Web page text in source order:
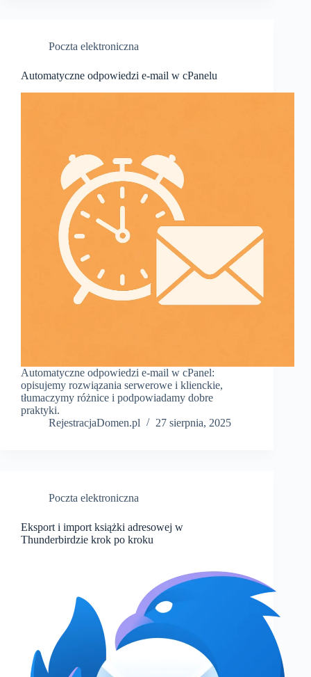
Poczta elektroniczna
Automatyczne odpowiedzi e-mail w cPanelu
Automatyczne odpowiedzi e-mail w cPanel:
opisujemy rozwiązania serwerowe i klienckie,
tłumaczymy różnice i podpowiadamy dobre
praktyki.
RejestracjaDomen.pl
27 sierpnia, 2025
Poczta elektroniczna
Eksport i import książki adresowej w
Thunderbirdzie krok po kroku